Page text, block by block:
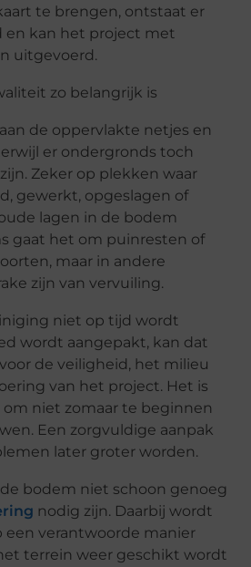
te brengen, ontstaat er
en kan het project met
uitgevoerd.
zo belangrijk is
de oppervlakte netjes en
er ondergronds toch
Zeker op plekken waar
gewerkt, opgeslagen of
lagen in de bodem
gaat het om puinresten of
maar in andere
zijn van vervuiling.
niet op tijd wordt
wordt aangepakt, kan dat
de veiligheid, het milieu
van het project. Het is
niet zomaar te beginnen
Een zorgvuldige aanpak
later groter worden.
bodem niet schoon genoeg
nodig zijn. Daarbij wordt
een verantwoorde manier
terrein weer geschikt wordt